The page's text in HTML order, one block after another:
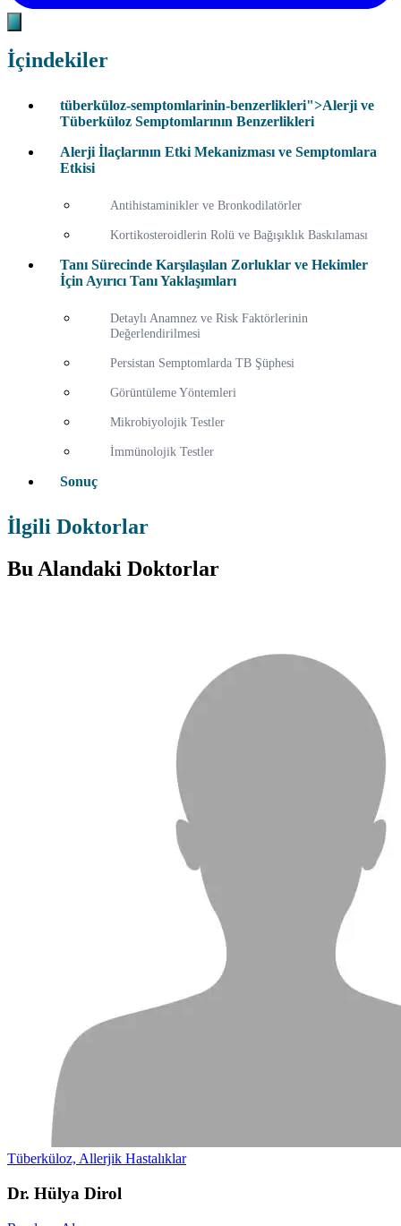
İçindekiler
tüberküloz-semptomlarinin-benzerlikleri">Alerji ve
Tüberküloz Semptomlarının Benzerlikleri
Alerji İlaçlarının Etki Mekanizması ve Semptomlara
Etkisi
Antihistaminikler ve Bronkodilatörler
Kortikosteroidlerin Rolü ve Bağışıklık Baskılaması
Tanı Sürecinde Karşılaşılan Zorluklar ve Hekimler
İçin Ayırıcı Tanı Yaklaşımları
Detaylı Anamnez ve Risk Faktörlerinin
Değerlendirilmesi
Persistan Semptomlarda TB Şüphesi
Görüntüleme Yöntemleri
Mikrobiyolojik Testler
İmmünolojik Testler
Sonuç
İlgili Doktorlar
Bu Alandaki Doktorlar
Tüberküloz, Allerjik Hastalıklar
Dr. Hülya Dirol